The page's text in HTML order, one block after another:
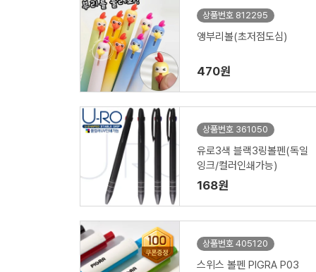
상품번호 812295
앵부리볼(초저점도심)
470원
상품번호 361050
유로3색 블랙3링볼펜(독일
잉크/컬러인쇄가능)
168원
상품번호 405120
스위스 볼펜 PIGRA P03